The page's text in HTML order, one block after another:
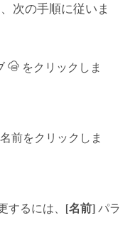
次の手順に従いま
をクリックしま
前をクリックしま
るには、 [名前]パラ